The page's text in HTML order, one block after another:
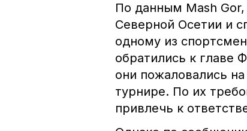
По данным Mash
Северной Осетии и
одному из
обратились к главе
они пожаловались
турнире. По их
привлечь к